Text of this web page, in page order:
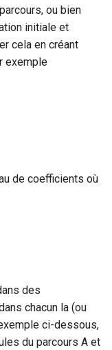
ou bien
initiale et
cela en créant
exemple
de coefficients où
des
chacun la (ou
ci-dessous,
du parcours A et